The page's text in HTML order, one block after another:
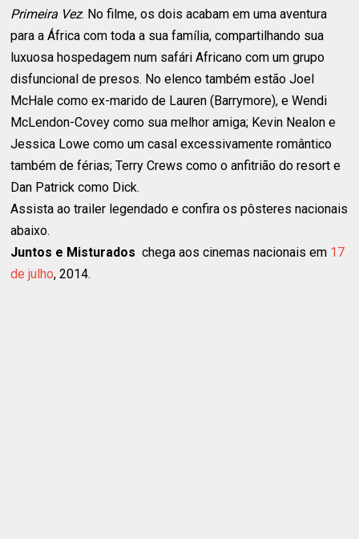
Primeira Vez. No filme, os dois acabam em uma aventura
para a África com toda a sua família, compartilhando sua
luxuosa hospedagem num safári Africano com um grupo
disfuncional de presos. No elenco também estão Joel
McHale como ex-marido de Lauren (Barrymore), e Wendi
McLendon-Covey como sua melhor amiga; Kevin Nealon e
Jessica Lowe como um casal excessivamente romântico
também de férias; Terry Crews como o anfitrião do resort e
Dan Patrick como Dick.
Assista ao trailer legendado e confira os pôsteres nacionais
abaixo.
Juntos e Misturados chega aos cinemas nacionais em 17
de julho, 2014.